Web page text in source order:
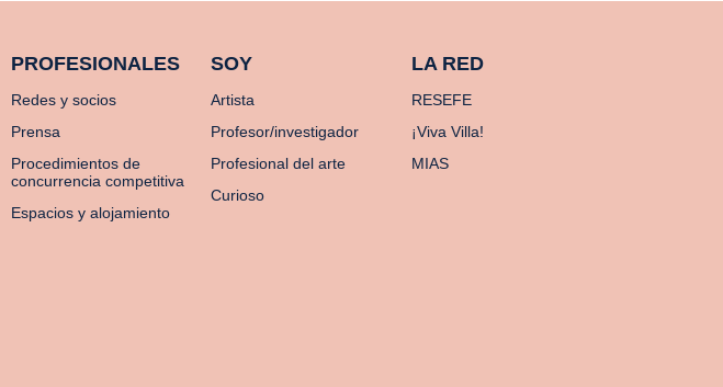
PROFESIONALES
Redes y socios
Prensa
Procedimientos de
concurrencia competitiva
Espacios y alojamiento
SOY
Artista
Profesor/investigador
Profesional del arte
Curioso
LA RED
RESEFE
¡Viva Villa!
MIAS